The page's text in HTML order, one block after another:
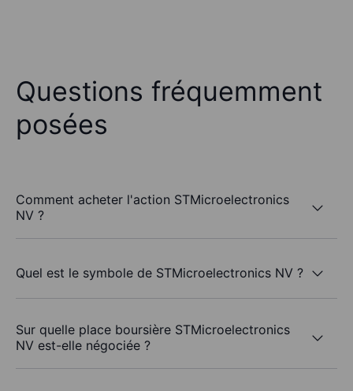
Questions fréquemment
posées
Comment acheter l'action STMicroelectronics
NV ?
Quel est le symbole de STMicroelectronics NV ?
Sur quelle place boursière STMicroelectronics
NV est-elle négociée ?